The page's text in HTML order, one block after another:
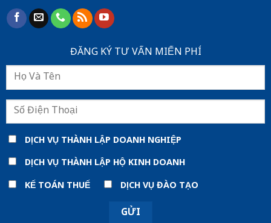
ĐĂNG KÝ TƯ VẤN MIẾN PHÍ
DỊCH VỤ THÀNH LẬP DOANH NGHIỆP
DỊCH VỤ THÀNH LẬP HỘ KINH DOANH
KẾ TOÁN THUẾ
DỊCH VỤ ĐÀO TẠO